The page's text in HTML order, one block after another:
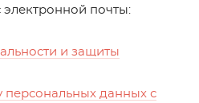
почты:
и защиты
персональных данных с